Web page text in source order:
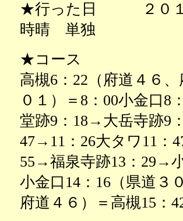
★行った日 ２０１
時晴 単独
★コース
高槻6：22（府道４６
０１）＝8：00小金口
堂跡9：18→大岳寺跡9
47→11：26大タワ11：
55→福泉寺跡13：29→
小金口14：16（県道３
府道４６）＝高槻15：